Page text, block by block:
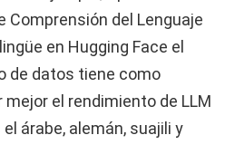
Comprensión del Lenguaje
en Hugging Face el
de datos tiene como
el rendimiento de LLM
árabe, alemán, suajili y